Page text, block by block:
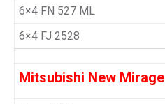
6×4 FN 527 ML
6×4 FJ 2528
Mitsubishi New Mirage